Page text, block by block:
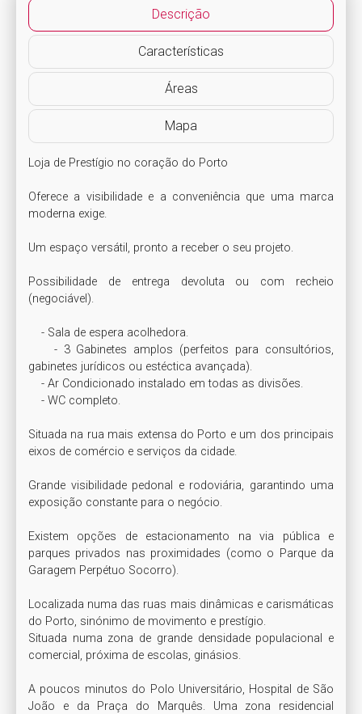
Descrição
Características
Áreas
Mapa
Loja de Prestígio no coração do Porto
Oferece a visibilidade e a conveniência que uma marca
moderna exige.
Um espaço versátil, pronto a receber o seu projeto.
Possibilidade de entrega devoluta ou com recheio
(negociável).
gabinetes jurídicos ou estéctica avançada).
Situada na rua mais extensa do Porto e um dos principais
eixos de comércio e serviços da cidade.
Grande visibilidade pedonal e rodoviária, garantindo uma
exposição constante para o negócio.
Existem opções de estacionamento na via pública e
parques privados nas proximidades (como o Parque da
Garagem Perpétuo Socorro).
Localizada numa das ruas mais dinâmicas e carismáticas
do Porto, sinónimo de movimento e prestígio.
Situada numa zona de grande densidade populacional e
comercial, próxima de escolas, ginásios.
A poucos minutos do Polo Universitário, Hospital de São
João e da Praça do Marquês. Uma zona residencial